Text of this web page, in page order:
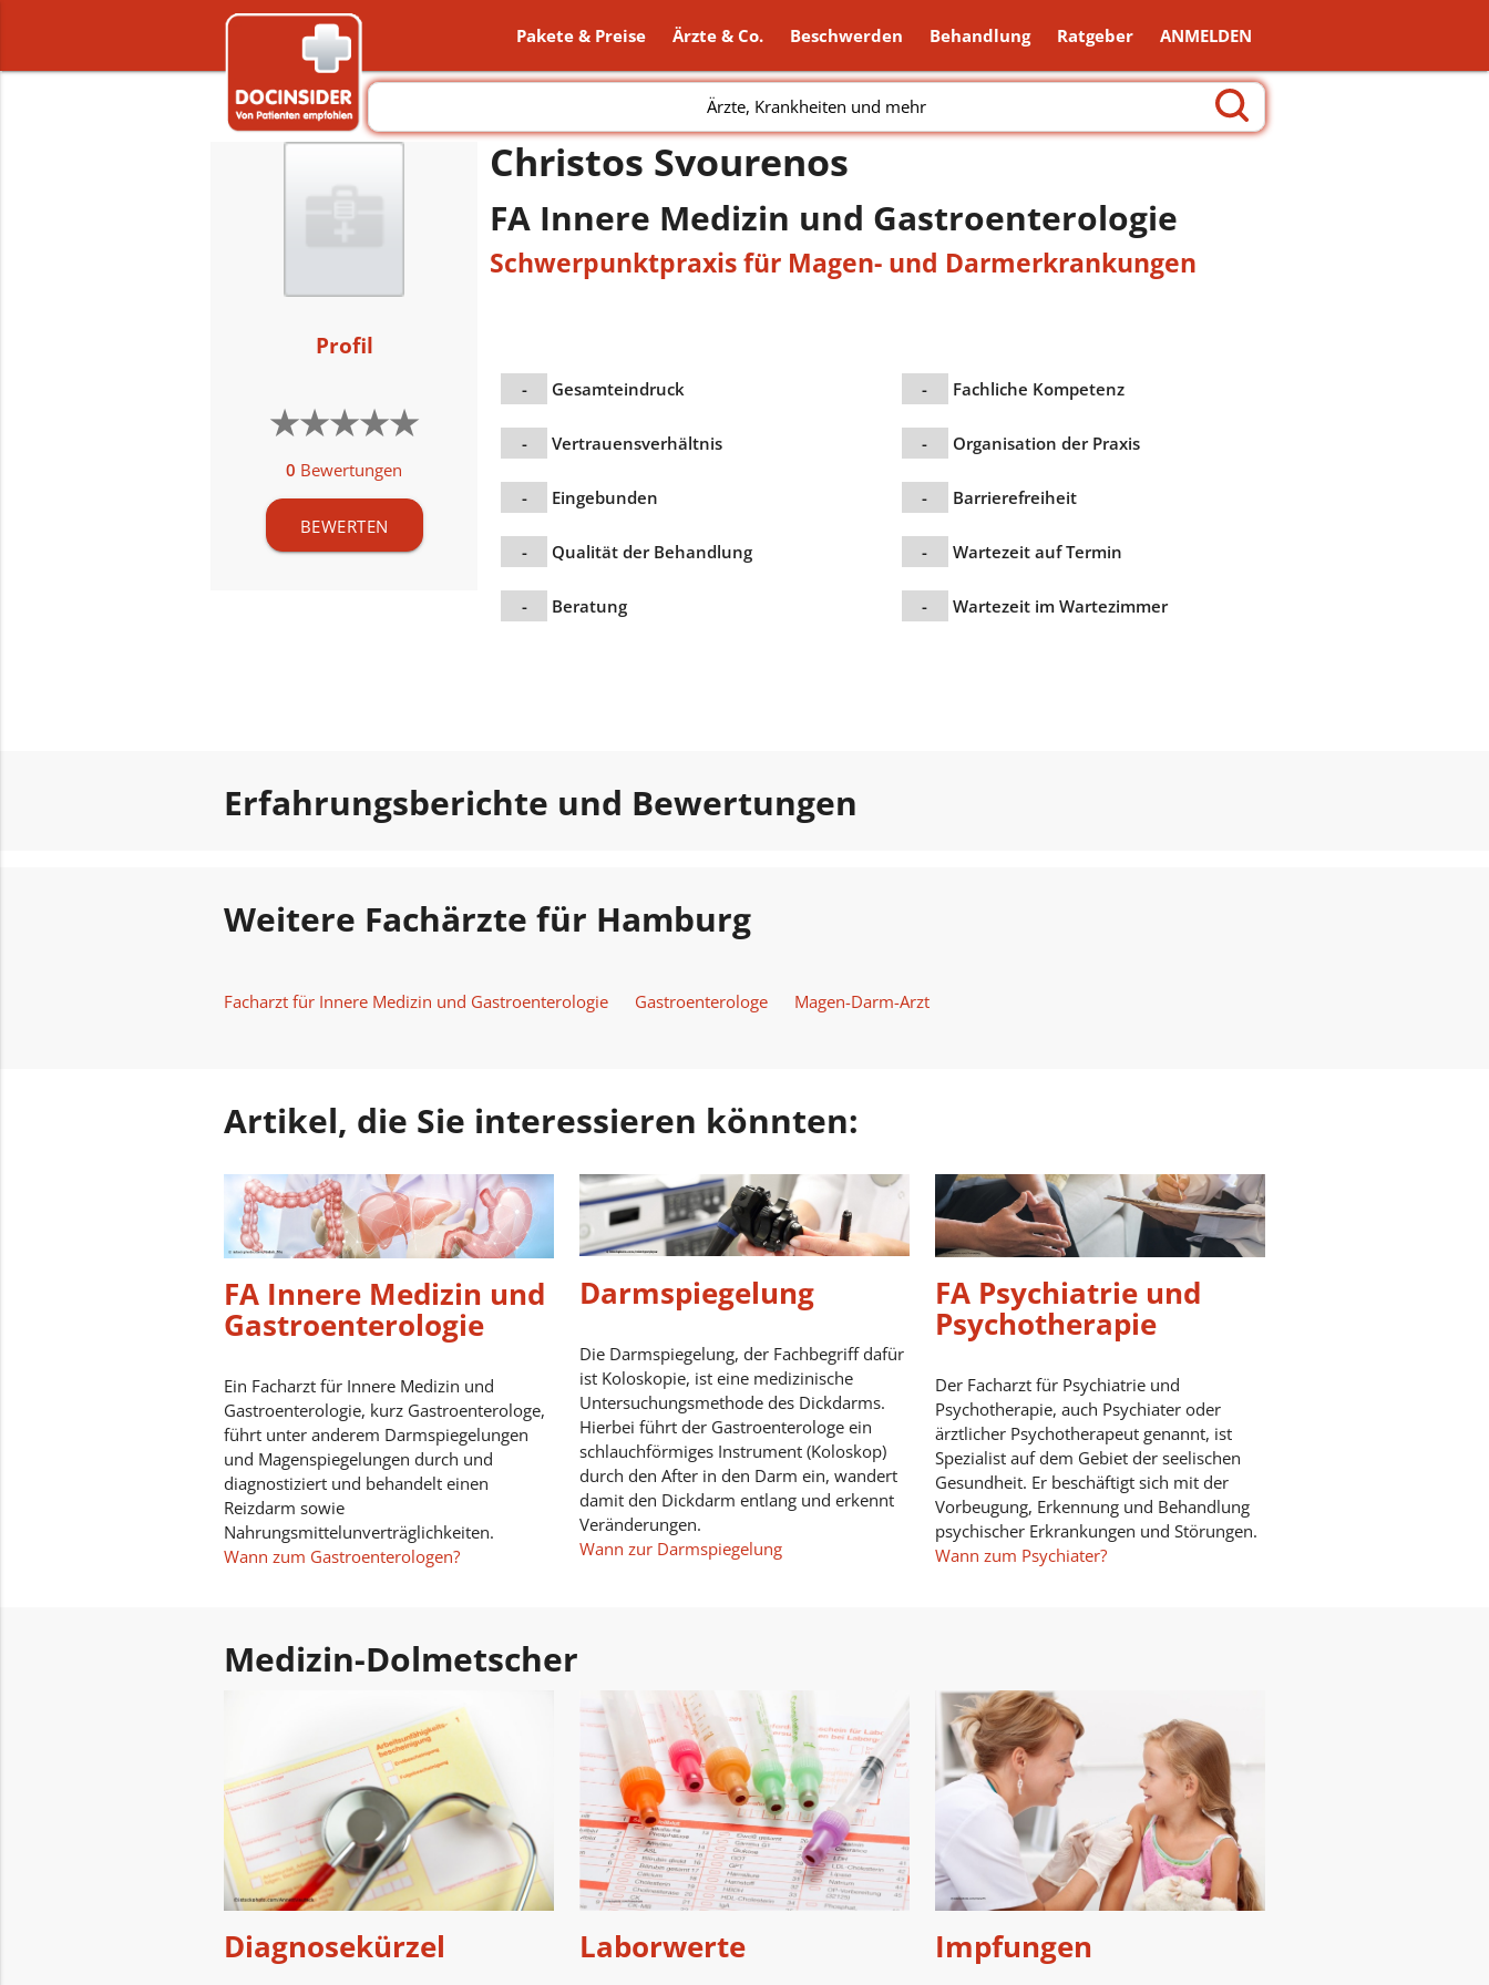
Pakete & Preise Ärzte & Co. Beschwerden Behandlung Ratgeber ANMELDEN
Ärzte, Krankheiten und mehr
Profil
★★★★★
★★★★★
0 Bewertungen
BEWERTEN
Christos Svourenos
FA Innere Medizin und Gastroenterologie
Schwerpunktpraxis für Magen- und Darmerkrankungen
- Gesamteindruck
- Vertrauensverhältnis
- Eingebunden
- Qualität der Behandlung
- Beratung
- Fachliche Kompetenz
- Organisation der Praxis
- Barrierefreiheit
- Wartezeit auf Termin
- Wartezeit im Wartezimmer
Erfahrungsberichte und Bewertungen
Weitere Fachärzte für Hamburg
Facharzt für Innere Medizin und Gastroenterologie Gastroenterologe Magen-Darm-Arzt
Artikel, die Sie interessieren könnten:
FA Innere Medizin und
Gastroenterologie
Ein Facharzt für Innere Medizin und
Gastroenterologie, kurz Gastroenterologe,
führt unter anderem Darmspiegelungen
und Magenspiegelungen durch und
diagnostiziert und behandelt einen
Reizdarm sowie
Nahrungsmittelunverträglichkeiten.
Wann zum Gastroenterologen?
Darmspiegelung
Die Darmspiegelung, der Fachbegriff dafür
ist Koloskopie, ist eine medizinische
Untersuchungsmethode des Dickdarms.
Hierbei führt der Gastroenterologe ein
schlauchförmiges Instrument (Koloskop)
durch den After in den Darm ein, wandert
damit den Dickdarm entlang und erkennt
Veränderungen.
Wann zur Darmspiegelung
FA Psychiatrie und
Psychotherapie
Der Facharzt für Psychiatrie und
Psychotherapie, auch Psychiater oder
ärztlicher Psychotherapeut genannt, ist
Spezialist auf dem Gebiet der seelischen
Gesundheit. Er beschäftigt sich mit der
Vorbeugung, Erkennung und Behandlung
psychischer Erkrankungen und Störungen.
Wann zum Psychiater?
Medizin-Dolmetscher
Diagnosekürzel Laborwerte Impfungen